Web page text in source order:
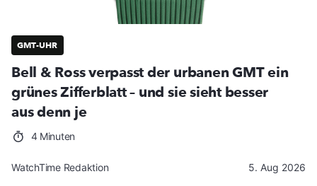
GMT-UHR
Bell & Ross verpasst der urbanen GMT ein
grünes Zifferblatt – und sie sieht besser
aus denn je
4 Minuten
WatchTime Redaktion 5. Aug 2026